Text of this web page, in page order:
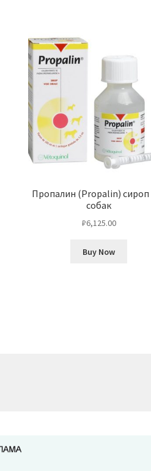
Пропалин (Propalin) сироп
собак
₽6,125.00
Buy Now